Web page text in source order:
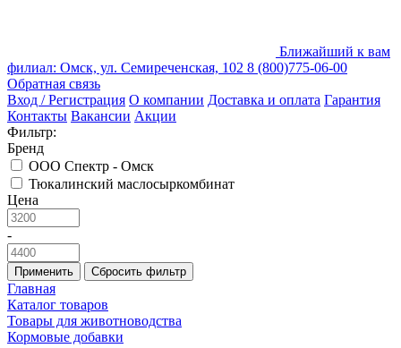
Ближайший к вам
филиал: Омск, ул. Семиреченская, 102 8 (800)775-06-00
Обратная связь
Вход / Регистрация О компании Доставка и оплата Гарантия
Контакты Вакансии Акции
Фильтр:
Бренд
ООО Спектр - Омск
Тюкалинский маслосыркомбинат
Цена
-
Применить Сбросить фильтр
Главная
Каталог товаров
Товары для животноводства
Кормовые добавки